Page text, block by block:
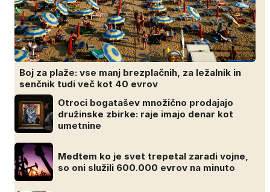
Boj za plaže: vse manj brezplačnih, za ležalnik in
senčnik tudi več kot 40 evrov
Otroci bogatašev množično prodajajo
družinske zbirke: raje imajo denar kot
umetnine
Medtem ko je svet trepetal zaradi vojne,
so oni služili 600.000 evrov na minuto